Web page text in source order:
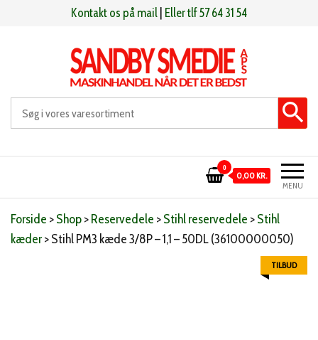
Kontakt os på mail Eller tlf 57 64 31 54
Sandby smeden Maskinhandel når det er bedst
MENU
0
0,00 KR.
Forside >Shop>Reservedele >Stihl reservedele >Stihl
kæder>Stihl PM3 kæde 3/8P – 1,1 – 50DL (36100000050)
TILBUD